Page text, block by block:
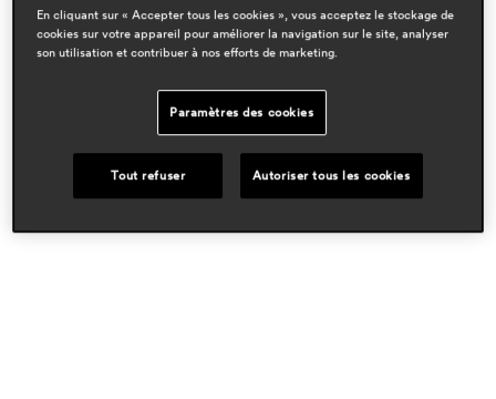
pedrali r&d
hospitality
En cliquant sur « Accepter tous les cookies », vous acceptez le stockage de
cookies sur votre appareil pour améliorer la navigation sur le site, analyser
son utilisation et contribuer à nos efforts de marketing.
Paramètres des cookies
Tout refuser Autoriser tous les cookies